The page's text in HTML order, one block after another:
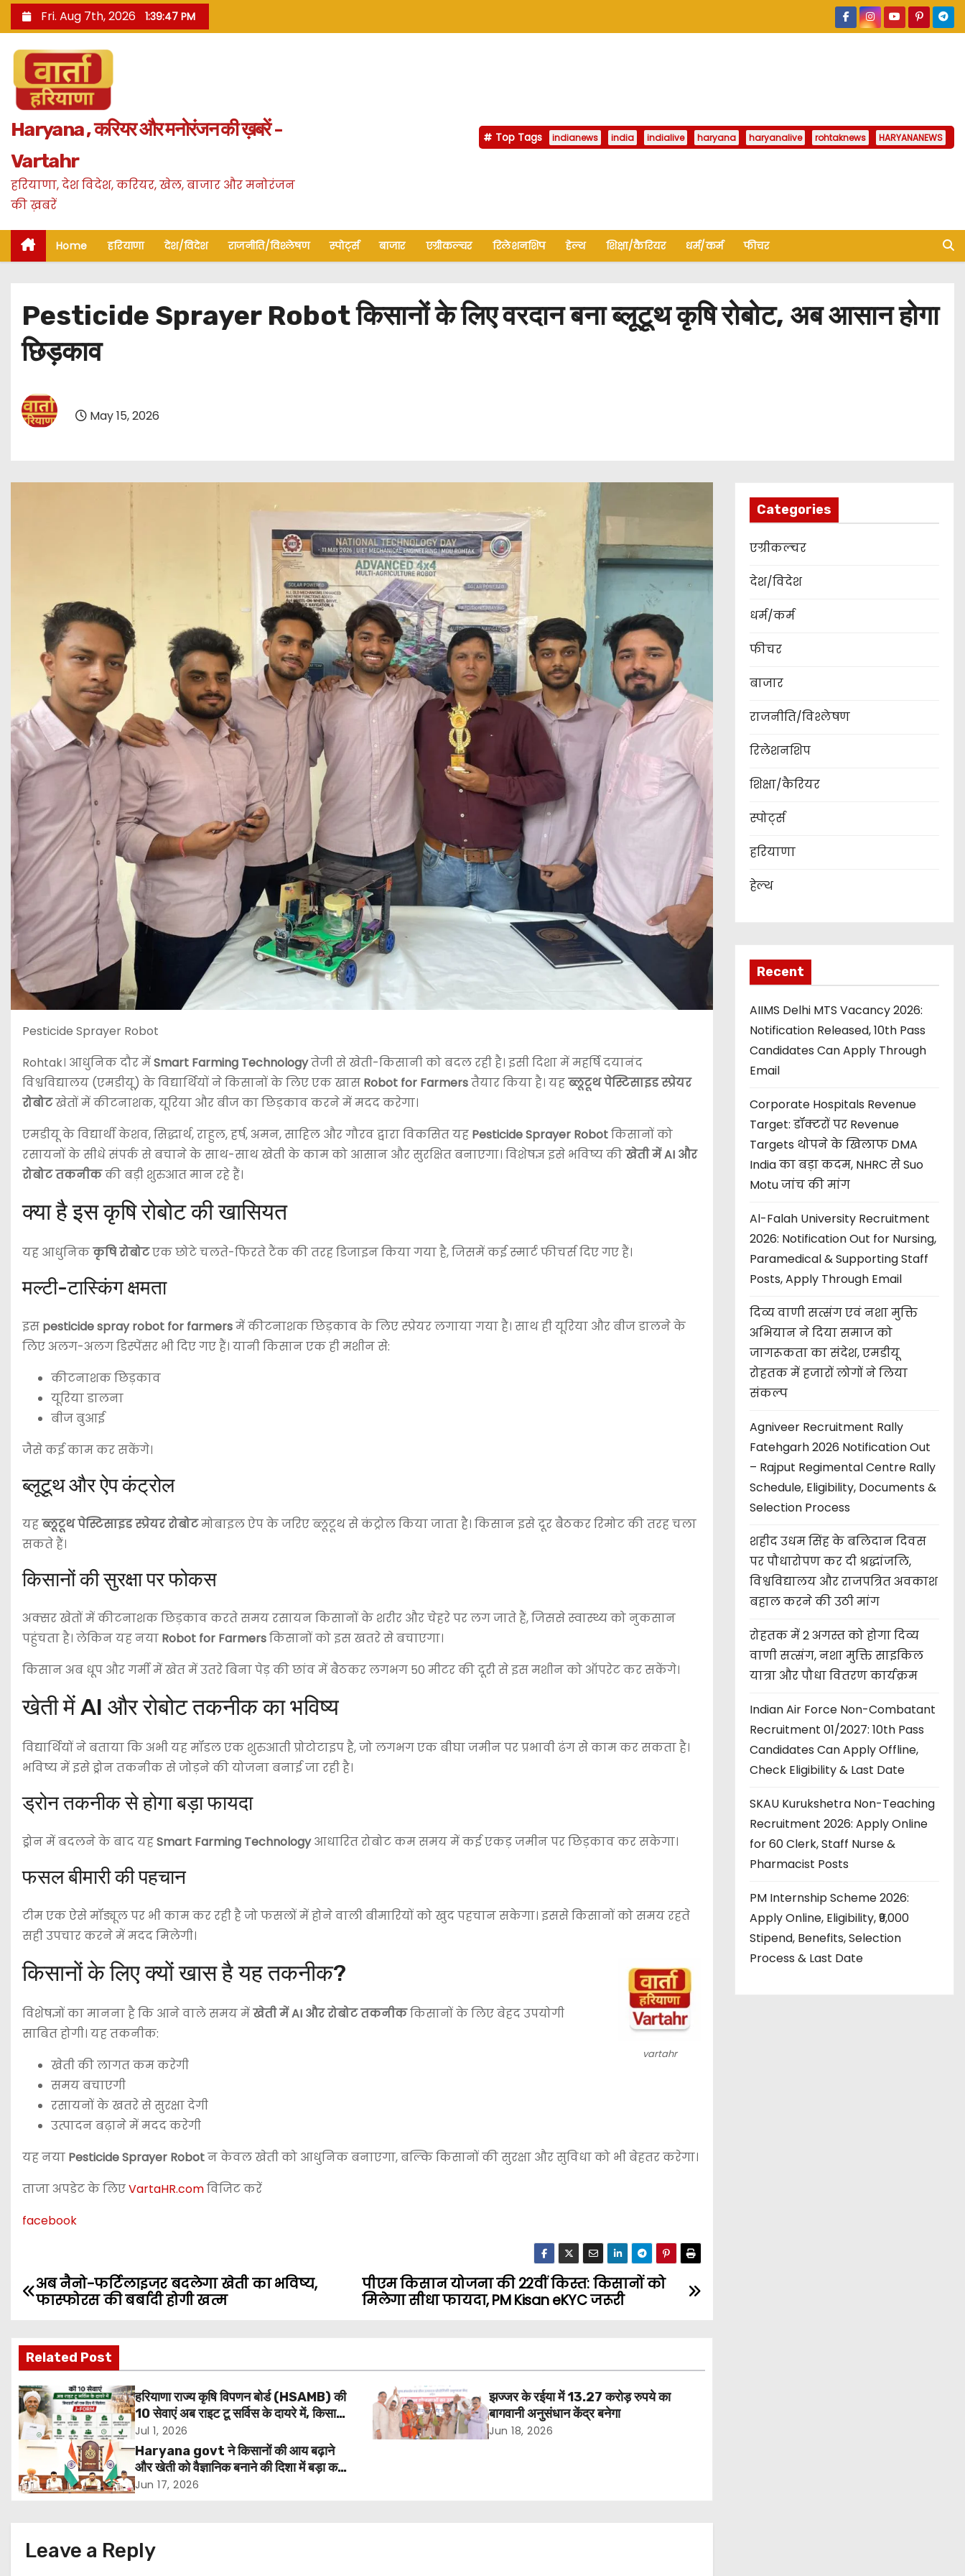
k
n
Fri. Aug 7th, 2026 1:39:49 PM
Haryana , करियर और मनोरंजन की ख़बरें -
Vartahr
हरियाणा, देश विदेश, करियर, खेल, बाजार और मनोरंजन
की ख़बरें
Top Tags indianews india indialive haryana haryanalive rohtaknews HARYANANEWS
Home हरियाणा देश/विदेश राजनीति/विश्लेषण स्पोर्ट्स बाजार एग्रीकल्चर रिलेशनशिप हेल्थ शिक्षा/कैरियर धर्म/कर्म फीचर
Pesticide Sprayer Robot किसानों के लिए वरदान बना ब्लूटूथ कृषि रोबोट, अब आसान होगा
छिड़काव
May 15, 2026
Pesticide Sprayer Robot
Rohtak। आधुनिक दौर मेंSmart Farming Technologyतेजी से खेती-किसानी को बदल रही है। इसी दिशा में महर्षि दयानंद
विश्वविद्यालय (एमडीयू) के विद्यार्थियों ने किसानों के लिए एक खास Robot for Farmersतैयार किया है। यहब्लूटूथ पेस्टिसाइड स्प्रेयर
रोबोटखेतों में कीटनाशक, यूरिया और बीज का छिड़काव करने में मदद करेगा।
एमडीयू के विद्यार्थी केशव, सिद्धार्थ, राहुल, हर्ष, अमन, साहिल और गौरव द्वारा विकसित यह Pesticide Sprayer Robotकिसानों को
रसायनों के सीधे संपर्क से बचाने के साथ-साथ खेती के काम को आसान और सुरक्षित बनाएगा। विशेषज्ञ इसे भविष्य कीखेती में AI और
रोबोट तकनीककी बड़ी शुरुआत मान रहे हैं।
क्या है इस कृषि रोबोट की खासियत
यह आधुनिककृषि रोबोटएक छोटे चलते-फिरते टैंक की तरह डिजाइन किया गया है, जिसमें कई स्मार्ट फीचर्स दिए गए हैं।
मल्टी-टास्किंग क्षमता
इस pesticide spray robot for farmersमें कीटनाशक छिड़काव के लिए स्प्रेयर लगाया गया है। साथ ही यूरिया और बीज डालने के
लिए अलग-अलग डिस्पेंसर भी दिए गए हैं। यानी किसान एक ही मशीन से:
कीटनाशक छिड़काव
यूरिया डालना
बीज बुआई
जैसे कई काम कर सकेंगे।
ब्लूटूथ और ऐप कंट्रोल
यहब्लूटूथ पेस्टिसाइड स्प्रेयर रोबोटमोबाइल ऐप के जरिए ब्लूटूथ से कंट्रोल किया जाता है। किसान इसे दूर बैठकर रिमोट की तरह चला
सकते हैं।
किसानों की सुरक्षा पर फोकस
अक्सर खेतों में कीटनाशक छिड़काव करते समय रसायन किसानों के शरीर और चेहरे पर लग जाते हैं, जिससे स्वास्थ्य को नुकसान
पहुंचता है। लेकिन यह नया Robot for Farmersकिसानों को इस खतरे से बचाएगा।
किसान अब धूप और गर्मी में खेत में उतरे बिना पेड़ की छांव में बैठकर लगभग 50 मीटर की दूरी से इस मशीन को ऑपरेट कर सकेंगे।
खेती में AI और रोबोट तकनीक का भविष्य
विद्यार्थियों ने बताया कि अभी यह मॉडल एक शुरुआती प्रोटोटाइप है, जो लगभग एक बीघा जमीन पर प्रभावी ढंग से काम कर सकता है।
भविष्य में इसे ड्रोन तकनीक से जोड़ने की योजना बनाई जा रही है।
ड्रोन तकनीक से होगा बड़ा फायदा
ड्रोन में बदलने के बाद यहSmart Farming Technologyआधारित रोबोट कम समय में कई एकड़ जमीन पर छिड़काव कर सकेगा।
फसल बीमारी की पहचान
टीम एक ऐसे मॉड्यूल पर भी काम कर रही है जो फसलों में होने वाली बीमारियों को खुद पहचान सकेगा। इससे किसानों को समय रहते
सही उपचार करने में मदद मिलेगी।
vartahr
किसानों के लिए क्यों खास है यह तकनीक?
विशेषज्ञों का मानना है कि आने वाले समय मेंखेती में AI और रोबोट तकनीककिसानों के लिए बेहद उपयोगी
साबित होगी। यह तकनीक:
खेती की लागत कम करेगी
समय बचाएगी
रसायनों के खतरे से सुरक्षा देगी
उत्पादन बढ़ाने में मदद करेगी
यह नया Pesticide Sprayer Robotन केवल खेती को आधुनिक बनाएगा, बल्कि किसानों की सुरक्षा और सुविधा को भी बेहतर करेगा।
ताजा अपडेट के लिएVartaHR.comविजिट करें
facebook
P
s
t
n
a
v
i
a
पीएम किसान योजना की 22वीं किस्त: किसानों को
मिलेगा सीधा फायदा, PM Kisan eKYC जरूरी
अब नैनो-फर्टिलाइजर बदलेगा खेती का भविष्य,
फास्फोरस की बर्बादी होगी खत्म
Related Post
हरियाणा राज्य कृषि विपणन बोर्ड (HSAMB) की
10 सेवाएं अब राइट टू सर्विस के दायरे में, किसानों
को 1 दिन में मिलेगा J-Form
Jul 1, 2026
झज्जर के रईया में 13.27 करोड़ रुपये का
बागवानी अनुसंधान केंद्र बनेगा
Jun 18, 2026
Haryana govt ने किसानों की आय बढ़ाने
और खेती को वैज्ञानिक बनाने की दिशा में बड़ा कदम
उठाया है।
Jun 17, 2026
Leave a Reply
Categories
एग्रीकल्चर
देश/विदेश
धर्म/कर्म
फीचर
बाजार
राजनीति/विश्लेषण
रिलेशनशिप
शिक्षा/कैरियर
स्पोर्ट्स
हरियाणा
हेल्थ
Recent
AIIMS Delhi MTS Vacancy 2026:
Notification Released, 10th Pass
Candidates Can Apply Through
Email
Corporate Hospitals Revenue
Target: डॉक्टरों पर Revenue
Targets थोपने के खिलाफ DMA
India का बड़ा कदम, NHRC से Suo
Motu जांच की मांग
Al-Falah University Recruitment
2026: Notification Out for Nursing,
Paramedical & Supporting Staff
Posts, Apply Through Email
दिव्य वाणी सत्संग एवं नशा मुक्ति
अभियान ने दिया समाज को
जागरूकता का संदेश, एमडीयू
रोहतक में हजारों लोगों ने लिया
संकल्प
Agniveer Recruitment Rally
Fatehgarh 2026 Notification Out
– Rajput Regimental Centre Rally
Schedule, Eligibility, Documents &
Selection Process
शहीद उधम सिंह के बलिदान दिवस
पर पौधारोपण कर दी श्रद्धांजलि,
विश्वविद्यालय और राजपत्रित अवकाश
बहाल करने की उठी मांग
रोहतक में 2 अगस्त को होगा दिव्य
वाणी सत्संग, नशा मुक्ति साइकिल
यात्रा और पौधा वितरण कार्यक्रम
Indian Air Force Non-Combatant
Recruitment 01/2027: 10th Pass
Candidates Can Apply Offline,
Check Eligibility & Last Date
SKAU Kurukshetra Non-Teaching
Recruitment 2026: Apply Online
for 60 Clerk, Staff Nurse &
Pharmacist Posts
PM Internship Scheme 2026:
Apply Online, Eligibility, ₹9,000
Stipend, Benefits, Selection
Process & Last Date